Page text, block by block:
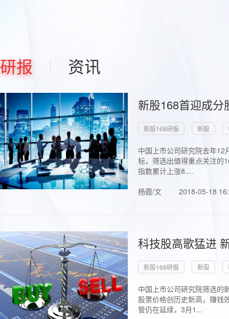
研报 资讯
新股168首迎成
新股168研报 新股
中国上市公司研究院去年
标，筛选出值得重点关注的
指数累计上涨8....
杨霞/文
2018-05-18
科技股高歌猛进
新股168研报 新股
中国上市公司研究院筛选的
股票价格创历史新高，赚钱
管仍在延续，3月1...